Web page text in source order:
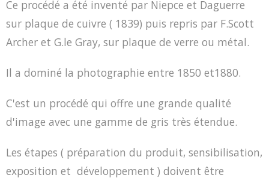
Ce procédé a été inventé par Niepce et Daguerre
sur plaque de cuivre ( 1839) puis repris par F.Scott
Archer et G.le Gray, sur plaque de verre ou métal.
Il a dominé la photographie entre 1850 et1880.
C'est un procédé qui offre une grande qualité
d'image avec une gamme de gris très étendue.
Les étapes ( préparation du produit, sensibilisation,
exposition et développement ) doivent être